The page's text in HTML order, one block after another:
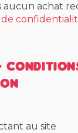
aucun achat
au site